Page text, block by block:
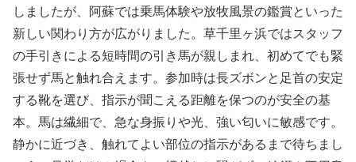
しましたが、阿蘇では乗馬体験や放牧風景の鑑賞といった
新しい関わり方が広がりました。草千里ヶ浜ではスタッフ
の手引きによる短時間の引き馬が親しまれ、初めてでも緊
張せず馬と触れ合えます。参加時は長ズボンと足首の安定
する靴を選び、指示が聞こえる距離を保つのが安全の基
本。馬は繊細で、急な身振りや光、強い匂いに敏感です。
静かに近づき、触れてよい部位の指示があるまで待ちまし